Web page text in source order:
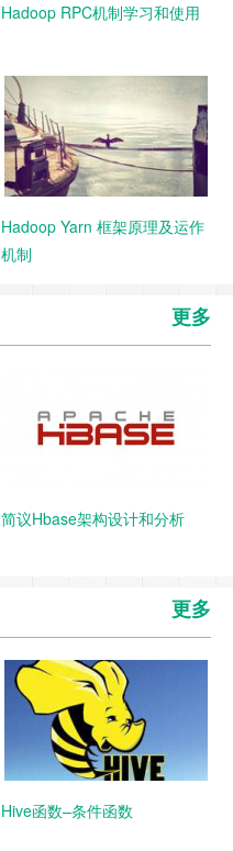
Hadoop RPC机制学习和使用
Hadoop Yarn 框架原理及运作
机制
更多
简议Hbase架构设计和分析
更多
Hive函数–条件函数